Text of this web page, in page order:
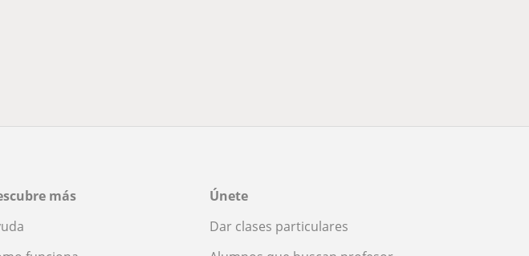
más
Únete
Dar clases particulares